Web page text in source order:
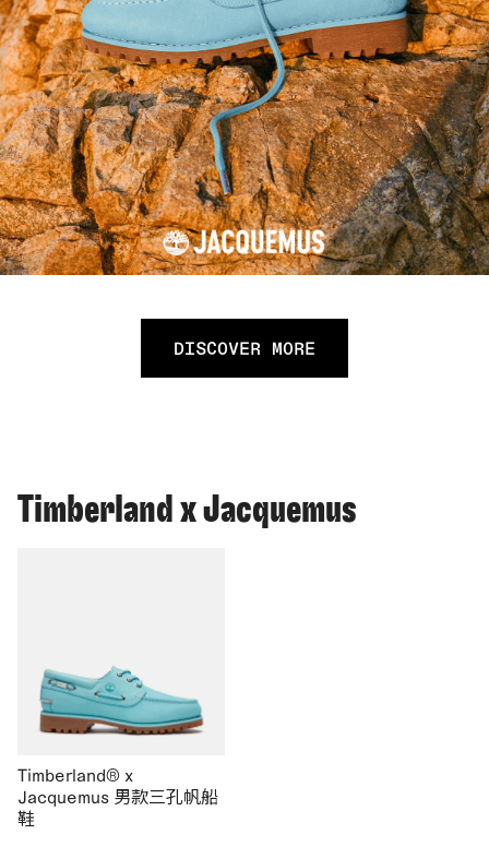
DISCOVER MORE
Timberland x Jacquemus
Timberland® x
Jacquemus 男款三孔帆船
鞋